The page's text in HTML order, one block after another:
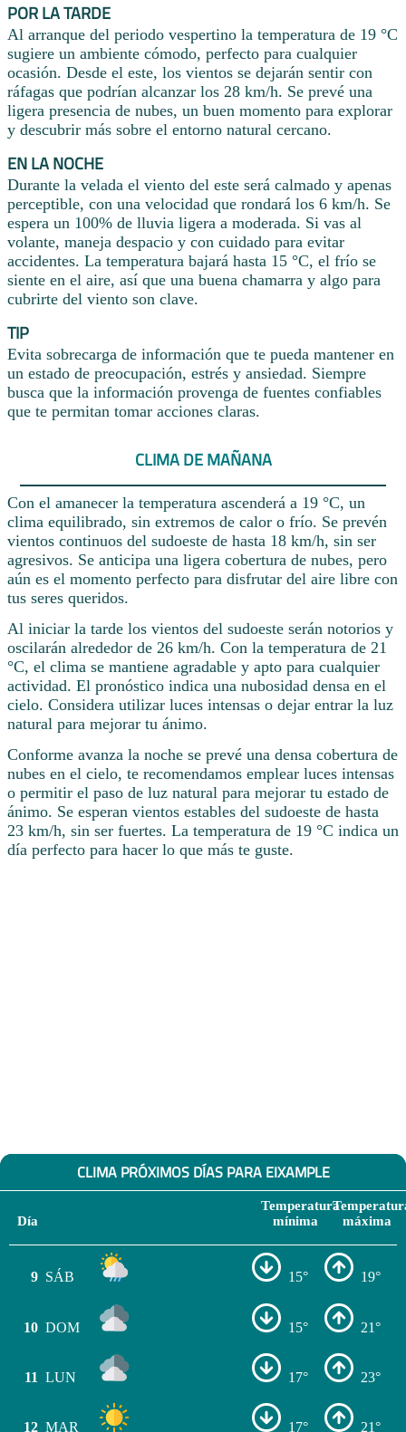
POR LA TARDE
Al arranque del periodo vespertino la temperatura de 19 °C
sugiere un ambiente cómodo, perfecto para cualquier
ocasión. Desde el este, los vientos se dejarán sentir con
ráfagas que podrían alcanzar los 28 km/h. Se prevé una
ligera presencia de nubes, un buen momento para explorar
y descubrir más sobre el entorno natural cercano.
EN LA NOCHE
Durante la velada el viento del este será calmado y apenas
perceptible, con una velocidad que rondará los 6 km/h. Se
espera un 100% de lluvia ligera a moderada. Si vas al
volante, maneja despacio y con cuidado para evitar
accidentes. La temperatura bajará hasta 15 °C, el frío se
siente en el aire, así que una buena chamarra y algo para
cubrirte del viento son clave.
TIP
Evita sobrecarga de información que te pueda mantener en
un estado de preocupación, estrés y ansiedad. Siempre
busca que la información provenga de fuentes confiables
que te permitan tomar acciones claras.
CLIMA DE MAÑANA
Con el amanecer la temperatura ascenderá a 19 °C, un
clima equilibrado, sin extremos de calor o frío. Se prevén
vientos continuos del sudoeste de hasta 18 km/h, sin ser
agresivos. Se anticipa una ligera cobertura de nubes, pero
aún es el momento perfecto para disfrutar del aire libre con
tus seres queridos.
Al iniciar la tarde los vientos del sudoeste serán notorios y
oscilarán alrededor de 26 km/h. Con la temperatura de 21
°C, el clima se mantiene agradable y apto para cualquier
actividad. El pronóstico indica una nubosidad densa en el
cielo. Considera utilizar luces intensas o dejar entrar la luz
natural para mejorar tu ánimo.
Conforme avanza la noche se prevé una densa cobertura de
nubes en el cielo, te recomendamos emplear luces intensas
o permitir el paso de luz natural para mejorar tu estado de
ánimo. Se esperan vientos estables del sudoeste de hasta
23 km/h, sin ser fuertes. La temperatura de 19 °C indica un
día perfecto para hacer lo que más te guste.
CLIMA PRÓXIMOS DÍAS PARA EIXAMPLE
Día
Temperatura
mínima
máxima
9 SÁB 15° 19°
10 DOM 15° 21°
11 LUN 17° 23°
12 MAR 17° 21°